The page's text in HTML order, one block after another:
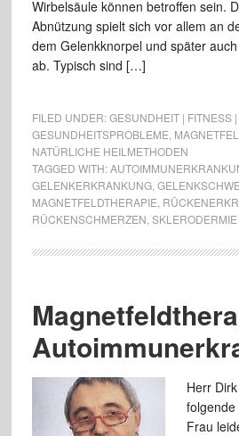
Wirbelsäule können betroffen sein.
Abnützung spielt sich vor allem an
dem Gelenkknorpel und später
ab. Typisch sind […]
FILED UNDER:GESUNDHEIT | FITNESS
GESUNDHEITSPROBLEME
NATÜRLICHE HEILMETHODEN
TAGGED WITH:
GELENKERKRANKUNG,
MAGNETFELDTHERAPIE
RÜCKENSCHMERZEN SKLERODERMIE
Herr
Frau